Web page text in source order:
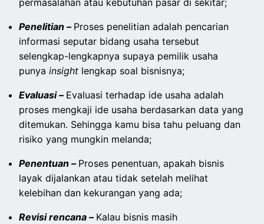
permasalahan atau kebutuhan pasar di sekitar;
Penelitian – Proses penelitian adalah pencarian
informasi seputar bidang usaha tersebut
selengkap-lengkapnya supaya pemilik usaha
punyainsight lengkap soal bisnisnya;
Evaluasi – Evaluasi terhadap ide usaha adalah
proses mengkaji ide usaha berdasarkan data yang
ditemukan. Sehingga kamu bisa tahu peluang dan
risiko yang mungkin melanda;
Penentuan – Proses penentuan, apakah bisnis
layak dijalankan atau tidak setelah melihat
kelebihan dan kekurangan yang ada;
Revisi rencana – Kalau bisnis masih